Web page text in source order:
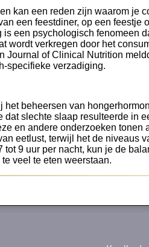
kan een reden zijn waarom je
een feestdiner, op een feestje
een psychologisch fenomeen
verkregen door het
Journal of Clinical Nutrition
specifieke verzadiging.
beheersen van
slechte slaap resulteerde in
en andere onderzoeken tonen
eetlust, terwijl het de niveaus
9 uur per nacht, kun je de
veel te eten weerstaan.